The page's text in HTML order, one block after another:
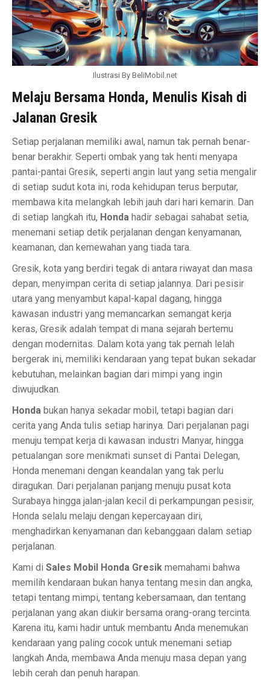
Ilustrasi By BeliMobil.net
Melaju Bersama Honda, Menulis Kisah di
Jalanan Gresik
Setiap perjalanan memiliki awal, namun tak pernah benar-
benar berakhir. Seperti ombak yang tak henti menyapa
pantai-pantai Gresik, seperti angin laut yang setia mengalir
di setiap sudut kota ini, roda kehidupan terus berputar,
membawa kita melangkah lebih jauh dari hari kemarin. Dan
di setiap langkah itu, Honda hadir sebagai sahabat setia,
menemani setiap detik perjalanan dengan kenyamanan,
keamanan, dan kemewahan yang tiada tara.
Gresik, kota yang berdiri tegak di antara riwayat dan masa
depan, menyimpan cerita di setiap jalannya. Dari pesisir
utara yang menyambut kapal-kapal dagang, hingga
kawasan industri yang memancarkan semangat kerja
keras, Gresik adalah tempat di mana sejarah bertemu
dengan modernitas. Dalam kota yang tak pernah lelah
bergerak ini, memiliki kendaraan yang tepat bukan sekadar
kebutuhan, melainkan bagian dari mimpi yang ingin
diwujudkan.
Honda bukan hanya sekadar mobil, tetapi bagian dari
cerita yang Anda tulis setiap harinya. Dari perjalanan pagi
menuju tempat kerja di kawasan industri Manyar, hingga
petualangan sore menikmati sunset di Pantai Delegan,
Honda menemani dengan keandalan yang tak perlu
diragukan. Dari perjalanan panjang menuju pusat kota
Surabaya hingga jalan-jalan kecil di perkampungan pesisir,
Honda selalu melaju dengan kepercayaan diri,
menghadirkan kenyamanan dan kebanggaan dalam setiap
perjalanan.
Kami di Sales Mobil Honda Gresik memahami bahwa
memilih kendaraan bukan hanya tentang mesin dan angka,
tetapi tentang mimpi, tentang kebersamaan, dan tentang
perjalanan yang akan diukir bersama orang-orang tercinta.
Karena itu, kami hadir untuk membantu Anda menemukan
kendaraan yang paling cocok untuk menemani setiap
langkah Anda, membawa Anda menuju masa depan yang
lebih cerah dan penuh harapan.